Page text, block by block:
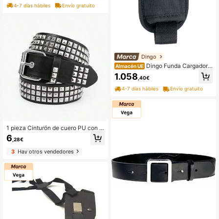
4-7 días hábiles
Envío gratuito
1 pieza Cinturón de cuero PU con r
emaches estilo punk para hombre,
adecuado para Halloween, verano,
uso diario
6 ,28€
3Hay otros vendedores
Dingo
Almacén UE Dingo Funda Cargador.
Verde
1.058 ,40€
4-7 días hábiles
Envío gratuito